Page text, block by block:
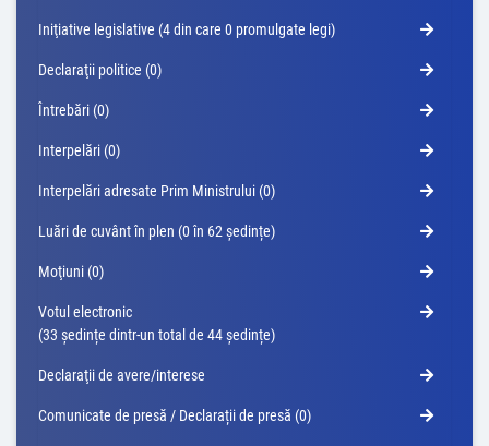
Iniţiative legislative (4 din care 0 promulgate legi)
Declaraţii politice (0)
Întrebări (0)
Interpelări (0)
Interpelări adresate Prim Ministrului (0)
Luări de cuvânt în plen (0 în 62 ședințe)
Moţiuni (0)
Votul electronic
(33 ședințe dintr-un total de 44 ședințe)
Declaraţii de avere/interese
Comunicate de presă / Declarații de presă (0)